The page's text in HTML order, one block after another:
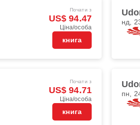
Почати з
US$ 94.47
Ціна/особа
книга
нд,
Почати з
US$ 94.71
Ціна/особа
книга
пн,